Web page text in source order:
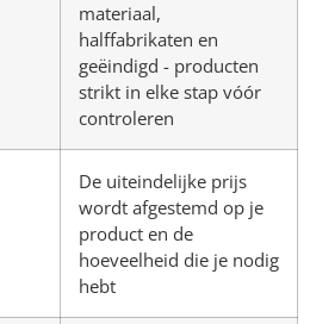
materiaal,
halffabrikaten en
geëindigd - producten
strikt in elke stap vóór
controleren
De uiteindelijke prijs
wordt afgestemd op je
product en de
hoeveelheid die je nodig
hebt